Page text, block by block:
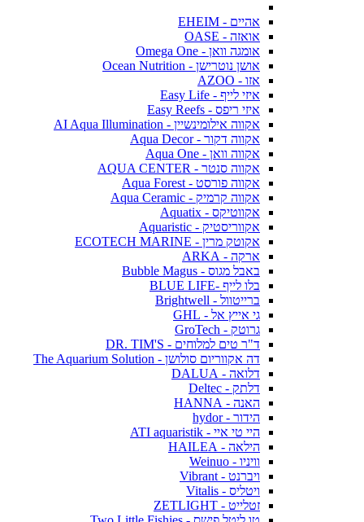
אהיים - EHEIM
אואזה - OASE
אומגה וואן - Omega One
אושן נוטרישן - Ocean Nutrition
אזו - AZOO
איזי לייף - Easy Life
איזי ריפס - Easy Reefs
אקווה אילומינשיין - AI Aqua Illumination
אקווה דקור - Aqua Decor
אקווה וואן - Aqua One
אקווה סנטר - AQUA CENTER
אקווה פורסט - Aqua Forest
אקווה קרמיק - Aqua Ceramic
אקווטיקס - Aquatix
אקווריסטיק - Aquaristic
אקוטק מרין - ECOTECH MARINE
ארקה - ARKA
באבל מגוס - Bubble Magus
בלו לייף -BLUE LIFE
ברייטוול - Brightwell
גי אייץ אל - GHL
גרוטק - GroTech
ד"ר טים למלוחים - DR. TIM'S
דה אקווריום סולושן - The Aquarium Solution
דלואה - DALUA
דלתק - Deltec
האנה - HANNA
הידור - hydor
היי טי איי - ATI aquaristik
הילאה - HAILEA
וויניו - Weinuo
ויברנט - Vibrant
ויטליס - Vitalis
זטלייט - ZETLIGHT